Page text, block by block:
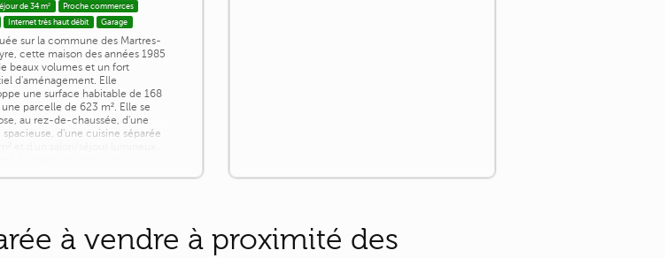
de 34 m²
Proche commerces
Internet très haut débit Garage
sur la commune des Martres-
cette maison des années 1985
beaux volumes et un fort
d'aménagement. Elle
une surface habitable de 168
une parcelle de 623 m². Elle se
au rez-de-chaussée, d'une
spacieuse, d'une cuisine séparée
à vendre à proximité des